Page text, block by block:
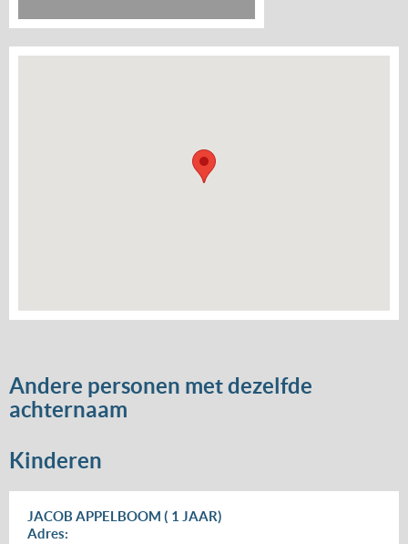
Andere personen met dezelfde
achternaam
Kinderen
JACOB APPELBOOM ( 1 JAAR)
Adres: